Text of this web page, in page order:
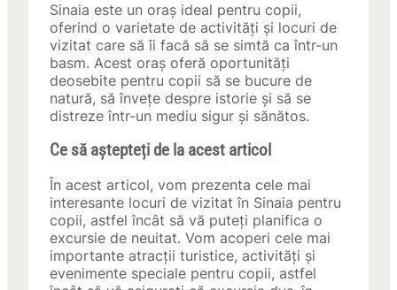
Sinaia este un oraș ideal pentru copii,
oferind o varietate de activități și locuri de
vizitat care să îi facă să se simtă ca într-un
basm. Acest oraș oferă oportunități
deosebite pentru copii să se bucure de
natură, să învețe despre istorie și să se
distreze într-un mediu sigur și sănătos.
Ce să aștepteți de la acest articol
În acest articol, vom prezenta cele mai
interesante locuri de vizitat în Sinaia pentru
copii, astfel încât să vă puteți planifica o
excursie de neuitat. Vom acoperi cele mai
importante atracții turistice, activități și
evenimente speciale pentru copii, astfel